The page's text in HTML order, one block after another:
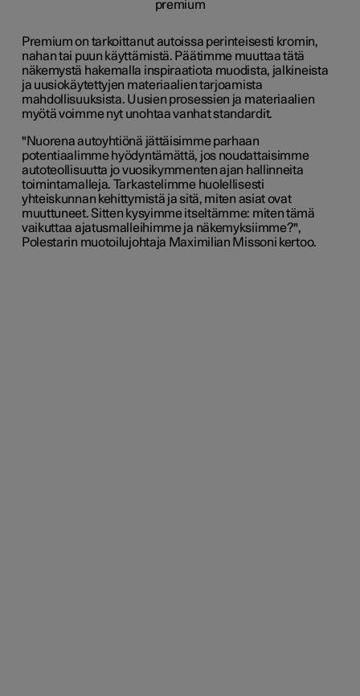
Premium on tarkoittanut autoissa perinteisesti kromin,
nahan tai puun käyttämistä. Päätimme muuttaa tätä
näkemystä hakemalla inspiraatiota muodista, jalkineista
ja uusiokäytettyjen materiaalien tarjoamista
mahdollisuuksista. Uusien prosessien ja materiaalien
myötä voimme nyt unohtaa vanhat standardit.
"Nuorena autoyhtiönä jättäisimme parhaan
potentiaalimme hyödyntämättä, jos noudattaisimme
autoteollisuutta jo vuosikymmenten ajan hallinneita
toimintamalleja. Tarkastelimme huolellisesti
yhteiskunnan kehittymistä ja sitä, miten asiat ovat
muuttuneet. Sitten kysyimme itseltämme: miten tämä
vaikuttaa ajatusmalleihimme ja näkemyksiimme?",
Polestarin muotoilujohtaja Maximilian Missoni kertoo.